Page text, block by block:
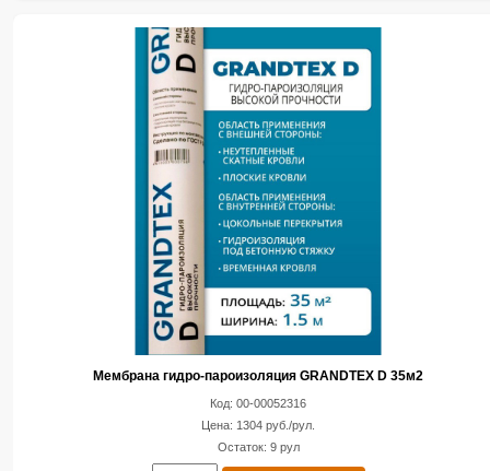
Мембрана гидро-пароизоляция GRANDTEX D 35м2
Код: 00-00052316
Цена: 1304 руб./рул.
Остаток: 9 рул